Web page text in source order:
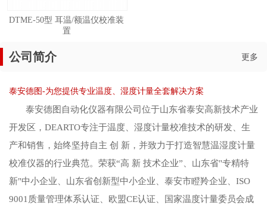
DTME-50型 耳温/额温仪校准装
置
公司简介 更多
泰安德图-为您提供专业温度、湿度计量全套解决方案
泰安德图自动化仪器有限公司位于山东省泰安高新技术产业
开发区，DEARTO专注于温度、湿度计量校准技术的研发、生
产和销售，始终坚持自主 创 新，并致力于打造智慧温湿度计量
校准仪器的行业典范。荣获“高 新 技术企业”、山东省"专精特
新"中小企业、山东省创新型中小企业、泰安市瞪羚企业、ISO
9001质量管理体系认证、欧盟CE认证、国家温度计量委员会成